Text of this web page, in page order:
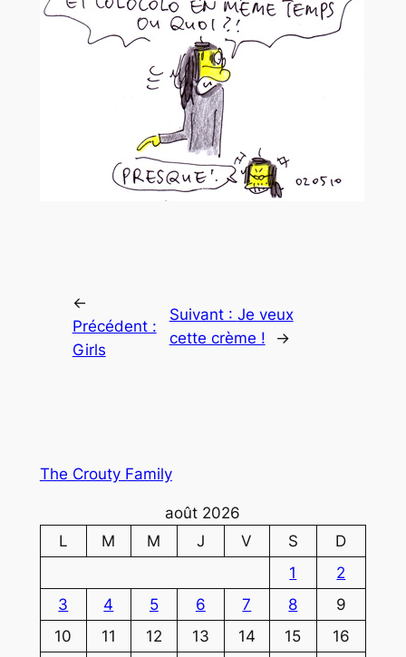
←
Précédent :
Girls
Suivant : Je veux
cette crème !
→
The Crouty Family
août 2026
L
M M J V S
D
1
2
3
4 5 6 7 8
9
10
11 12 13 14 15
16